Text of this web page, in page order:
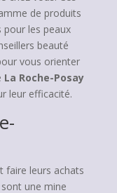
de produits
les peaux
beauté
vous orienter
La Roche-Posay
leur efficacité.
faire leurs achats
sont une mine